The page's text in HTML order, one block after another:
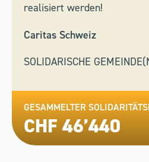
realisiert werden!
Caritas Schweiz
SOLIDARISCHE
PFEFFINGEN,
WIL
GESAMMELTER
CHF 46’440